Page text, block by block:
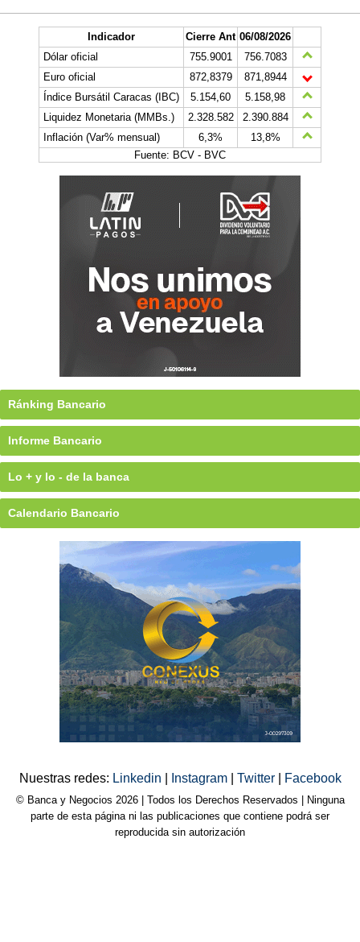
Indicador Cierre Ant 06/08/2026
Dólar oficial
755.9001
756.7083
Euro oficial
872,8379
871,8944
Índice Bursátil Caracas (IBC)
5.154,60
5.158,98
Liquidez Monetaria (MMBs.)
2.328.582
2.390.884
Inflación (Var% mensual)
6,3%
13,8%
Fuente: BCV - BVC
Ránking Bancario
Informe Bancario
Lo + y lo - de la banca
Calendario Bancario
Nuestras redes: Linkedin Instagram Twitter Facebook
© Banca y Negocios 2026 | Todos los Derechos Reservados | Ninguna
parte de esta página ni las publicaciones que contiene podrá ser
reproducida sin autorización